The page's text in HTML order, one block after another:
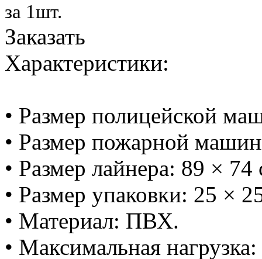
за 1шт.
Заказать
Характеристики:
• Размер полицейской
• Размер пожарной
• Размер лайнера: 89 × 74
• Размер упаковки: 25 ×
• Материал: ПВХ.
• Максимальная нагрузка: